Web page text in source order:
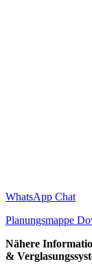
WhatsApp Chat
Planungsmappe
Nähere
&